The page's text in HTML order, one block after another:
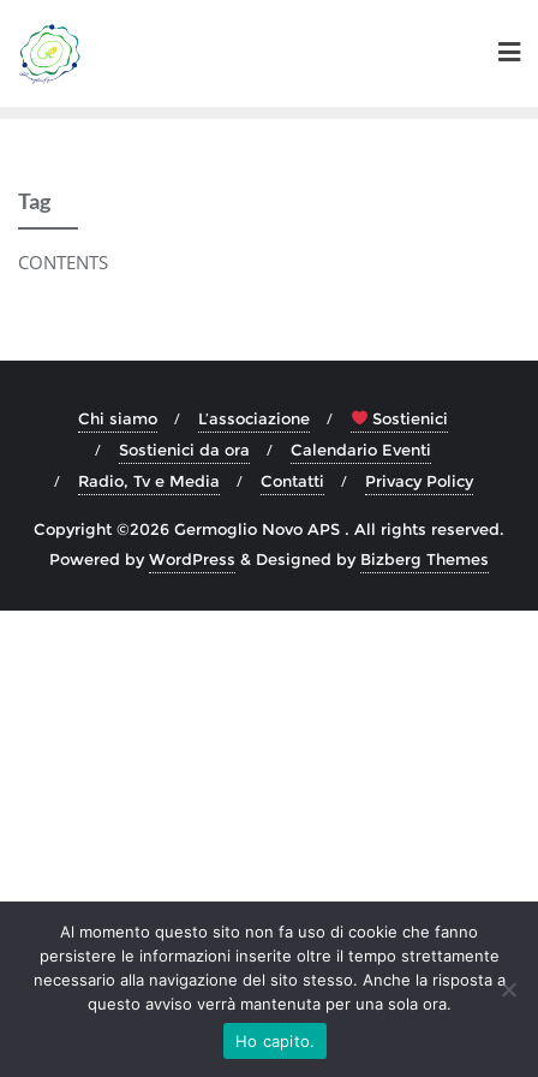
content
Tag
CONTENTS
Chi siamo L’associazione
Sostienici
Sostienici da ora
Calendario Eventi
Radio, Tv e Media
Contatti Privacy Policy
Copyright ©2026 Germoglio Novo APS . All rights reserved.
Powered byWordPress & Designed by Bizberg Themes
Al momento questo sito non fa uso di cookie che fanno
persistere le informazioni inserite oltre il tempo strettamente
necessario alla navigazione del sito stesso. Anche la risposta a
questo avviso verrà mantenuta per una sola ora.
Ho capito.